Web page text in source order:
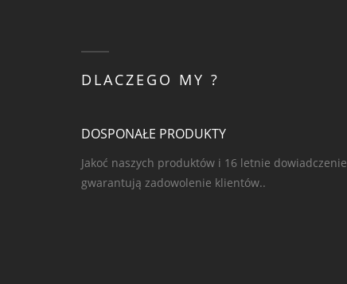
DLACZEGO MY ?
DOSPONAŁE PRODUKTY
Jakoć naszych produktów i 16 letnie dowiadczenie
gwarantują zadowolenie klientów..